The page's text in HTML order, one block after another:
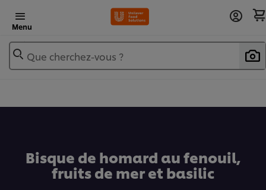
Menu
Que cherchez-vous ?
Bisque de homard au fenouil,
fruits de mer et basilic